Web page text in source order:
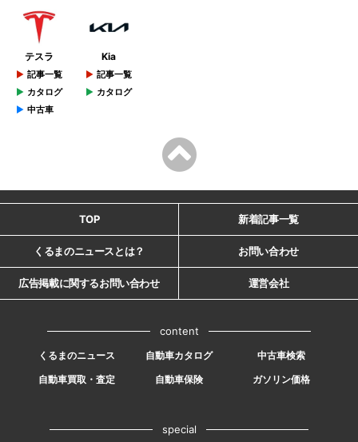
テスラ
記事一覧
カタログ
中古車
Kia
記事一覧
カタログ
TOP 新着記事一覧
くるまのニュースとは？ お問い合わせ
広告掲載に関するお問い合わせ 運営会社
content
くるまのニュース 自動車カタログ
中古車検索
自動車買取・査定
自動車保険 ガソリン価格
special